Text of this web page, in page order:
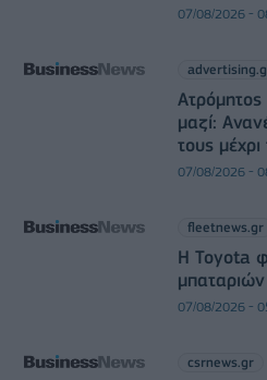
07/08/2026 -
μαζί:
τους
07/08/2026 -
fleetnews.gr
Η Toyota
μπαταριών
07/08/2026 -
csrnews.gr